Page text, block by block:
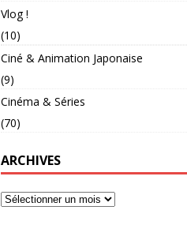
Vlog !
(10)
Ciné & Animation Japonaise
(9)
Cinéma & Séries
(70)
ARCHIVES